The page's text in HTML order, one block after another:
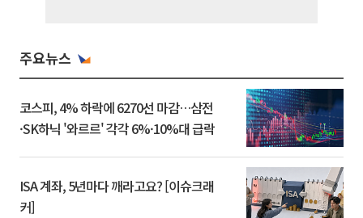
주요뉴스
코스피, 4% 하락에 6270선 마감…삼전
·SK하닉 '와르르' 각각 6%·10%대 급락
ISA 계좌, 5년마다 깨라고요? [이슈크래
커]